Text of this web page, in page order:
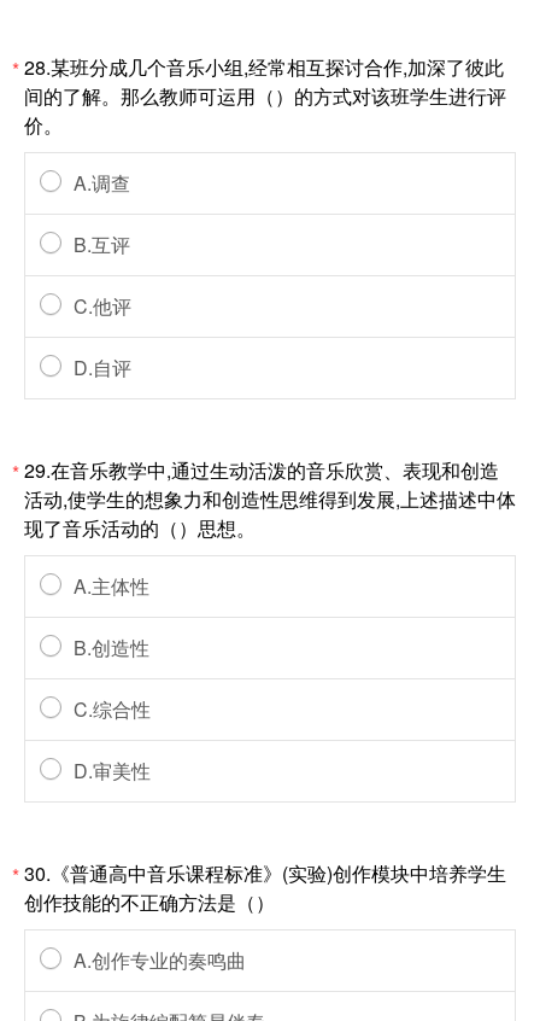
*28.某班分成几个音乐小组,经常相互探讨合作,加深了彼此
间的了解。那么教师可运用（）的方式对该班学生进行评
价。
A.调查
B.互评
C.他评
D.自评
*29.在音乐教学中,通过生动活泼的音乐欣赏、表现和创造
活动,使学生的想象力和创造性思维得到发展,上述描述中体
现了音乐活动的（）思想。
A.主体性
B.创造性
C.综合性
D.审美性
*30.《普通高中音乐课程标准》(实验)创作模块中培养学生
创作技能的不正确方法是（）
A.创作专业的奏鸣曲